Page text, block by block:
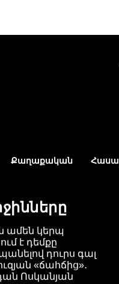
Քաղաքական
ամեն կերպ
է դեմքը
դուրս գալ
«ճահճից»․
Ոսկանյան